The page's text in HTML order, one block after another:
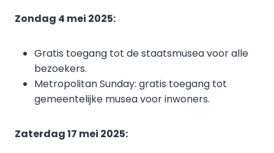
Zondag 4 mei 2025:
Gratis toegang tot de staatsmusea voor alle
bezoekers.
Metropolitan Sunday: gratis toegang tot
gemeentelijke musea voor inwoners.
Zaterdag 17 mei 2025: